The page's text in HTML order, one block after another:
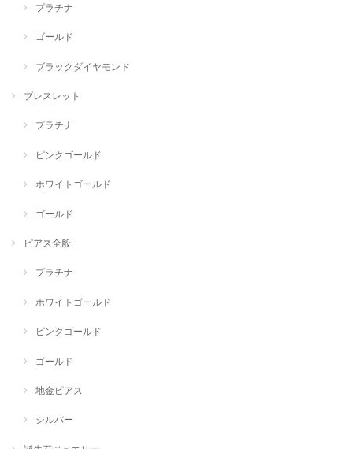
プラチナ
ゴールド
ブラックダイヤモンド
ブレスレット
プラチナ
ピンクゴールド
ホワイトゴールド
ゴールド
ピアス全般
プラチナ
ホワイトゴールド
ピンクゴールド
ゴールド
地金ピアス
シルバー